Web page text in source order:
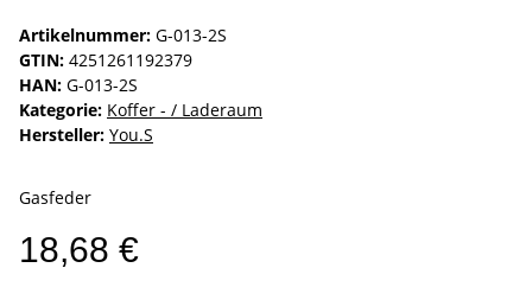
Artikelnummer: G-013-2S
GTIN: 4251261192379
HAN: G-013-2S
Kategorie: Koffer - / Laderaum
Hersteller: You.S
Gasfeder
18,68 €